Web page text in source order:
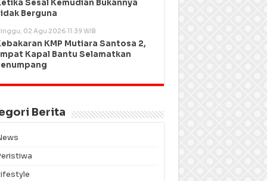
Sesal Kemudian Bukannya
Berguna
02 Agu 2026 11:39 WIB
KMP Mutiara Santosa 2,
Kapal Bantu Selamatkan
Berita